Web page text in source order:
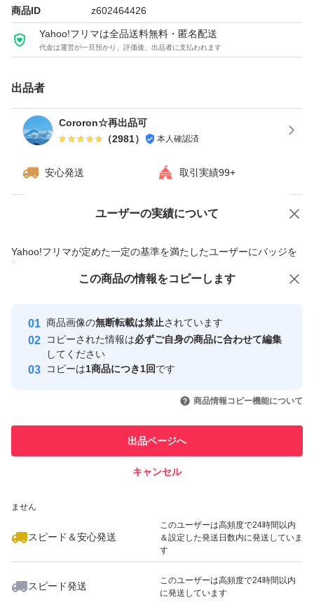
商品ID z602464426
Yahoo!フリマは全品送料無料・匿名配送
代金は運営が一旦預かり、評価後、出品者に支払われます
出品者
Cororon☆再出品可
（2981） 本人確認済
安心発送 取引実績99+
ユーザーの実績について
Yahoo!フリマが定めた一定の基準を満たしたユーザーにバッジを
付与しています
安心取引出品者
心・安全なユーザーです
取引実績
引を完了させた実績があります
での取引実績があります
ません
スピード＆安心発送
このユーザーは高頻度で24時間以内
＆設定した発送日数内に発送していま
す
スピード発送
このユーザーは高頻度で24時間以内
に発送しています
価格の相談 商品への質問
この商品の情報をコピーします
商品画像の無断転載は禁止されています
コピーされた情報は必ずご自身の商品に合わせて編集
してください
コピーは1商品につき1回です
商品情報コピー機能について
出品ページへ
キャンセル
この商品をみている人にオススメ
いいね！
2,750